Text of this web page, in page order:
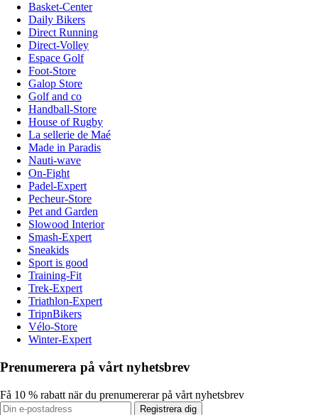
Basket-Center
Daily Bikers
Direct Running
Direct-Volley
Espace Golf
Foot-Store
Galop Store
Golf and co
Handball-Store
House of Rugby
La sellerie de Maé
Made in Paradis
Nauti-wave
On-Fight
Padel-Expert
Pecheur-Store
Pet and Garden
Slowood Interior
Smash-Expert
Sneakids
Sport is good
Training-Fit
Trek-Expert
Triathlon-Expert
TripnBikers
Vélo-Store
Winter-Expert
Prenumerera på vårt nyhetsbrev
Få 10 % rabatt när du prenumererar på vårt nyhetsbrev
Registrera dig